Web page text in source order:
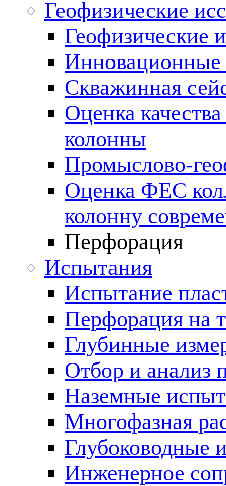
Геофизические
Геофизические
Инновационные
Скважинная
Оценка
колонны
Промыслово-
Оценка ФЕС
колонну
Перфорация
Испытания
Испытание
Перфорация на
Глубинные
Отбор и анализ
Наземные
Многофазная
Глубоководные
Инженерное